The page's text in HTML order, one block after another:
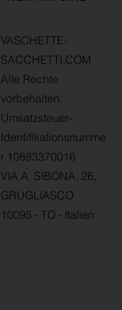
VASCHETTE-
SACCHETTI.COM
Alle Rechte
vorbehalten.
Umsatzsteuer-
Identifikationsnumme
r 10883370016
VIA A. SIBONA, 26,
GRUGLIASCO
10095 - TO - Italien